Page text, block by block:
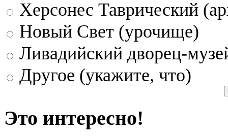
Херсонес Таврический
Новый Свет (урочище)
Ливадийский дворец-
Другое (укажите, что)
Это интересно!